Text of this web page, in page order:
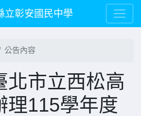
立彰安國民中學
公告內容
北市立西松高
理115學年度